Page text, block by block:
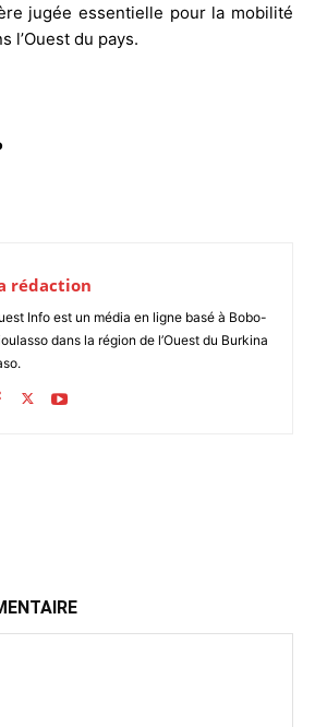
jugée essentielle pour la mobilité
l’Ouest du pays.
rédaction
Info est un média en ligne basé à Bobo-
dans la région de l’Ouest du Burkina